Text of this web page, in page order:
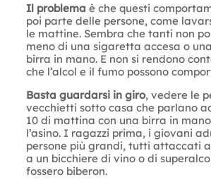
Il problema è che questi
poi parte delle persone, come
le mattine. Sembra che tanti non
meno di una sigaretta accesa o
birra in mano. E non si rendono
che l’alcol e il fumo possono
Basta guardarsi in giro, vedere le
vecchietti sotto casa che parlano
10 di mattina con una birra in
l’asino. I ragazzi prima, i giovani
persone più grandi, tutti attaccati
a un bicchiere di vino o di
fossero biberon.